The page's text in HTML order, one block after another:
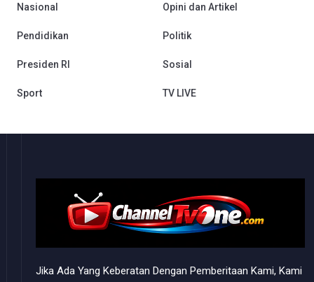
Nasional Opini dan Artikel
Pendidikan Politik
Presiden RI Sosial
Sport TV LIVE
Jika Ada Yang Keberatan Dengan Pemberitaan Kami, Kami